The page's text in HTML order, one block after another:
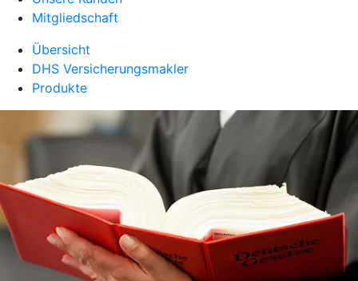
Mitgliedschaft
Übersicht
DHS Versicherungsmakler
Produkte